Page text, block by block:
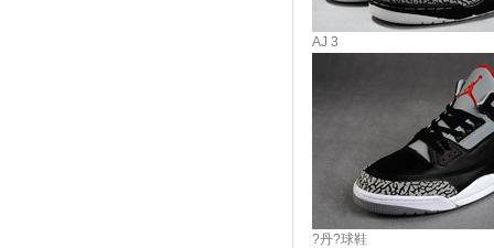
AJ 3
?丹?球鞋